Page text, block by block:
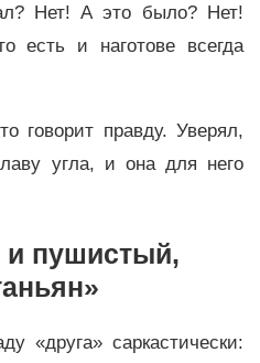
Нет! А это было? Нет!
есть и наготове всегда
говорит правду. Уверял,
угла, и она для него
пушистый,
«друга» саркастически: